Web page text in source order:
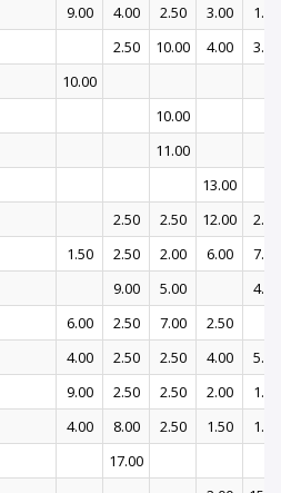
9.00 4.00 2.50 3.00
1.50
2.50 10.00 4.00
3.00
10.00
10.00
11.00
13.00
2.50 2.50 12.00
2.00
1.50 2.50 2.00 6.00
7.00
9.00 5.00
4.00
6.00 2.50 7.00
2.50
4.00 2.50 2.50 4.00
5.00
9.00 2.50 2.50 2.00
1.50
4.00 8.00 2.50 1.50
1.50
17.00